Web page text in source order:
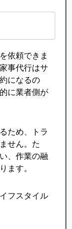
依頼できま
事代行はサ
になるの
に業者側が
ため、トラ
せん。た
、作業の融
ます。
フスタイル